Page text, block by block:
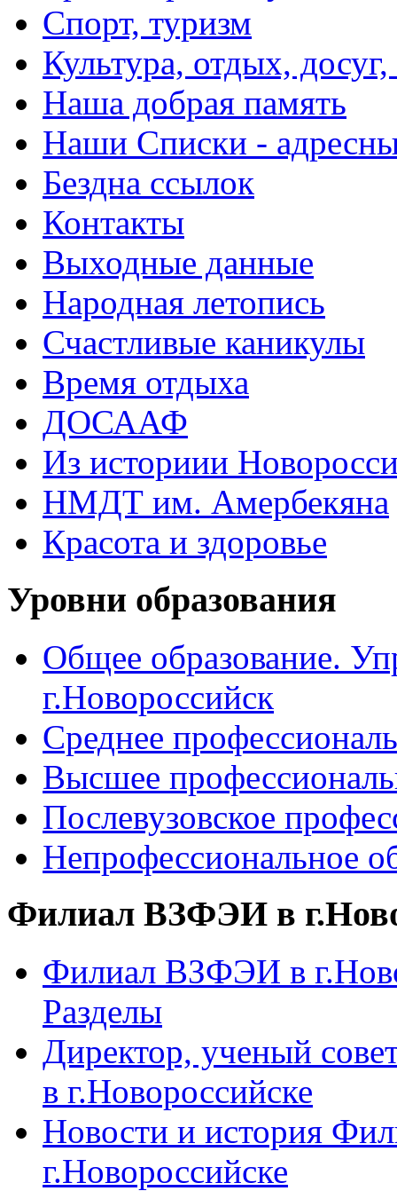
Спорт, туризм
Культура, отдых,
Наша добрая память
Наши Списки -
Бездна ссылок
Контакты
Выходные данные
Народная летопись
Счастливые каникулы
Время отдыха
ДОСААФ
Из историии
НМДТ им. Амербекяна
Красота и здоровье
Уровни образования
Общее образование.
г.Новороссийск
Среднее
Высшее
Послевузовское
Непрофессиональное
Филиал ВЗФЭИ в
Филиал ВЗФЭИ в
Разделы
Директор, ученый
в г.Новороссийске
Новости и история
г.Новороссийске